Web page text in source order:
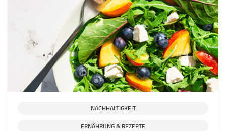
NACHHALTIGKEIT
ERNÄHRUNG & REZEPTE